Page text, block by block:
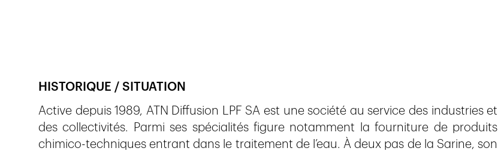
HISTORIQUE / SITUATION
Active depuis 1989, ATN Diffusion LPF SA est une société au service des industries et
des collectivités. Parmi ses spécialités figure notamment la fourniture de produits
chimico-techniques entrant dans le traitement de l’eau. À deux pas de la Sarine, son